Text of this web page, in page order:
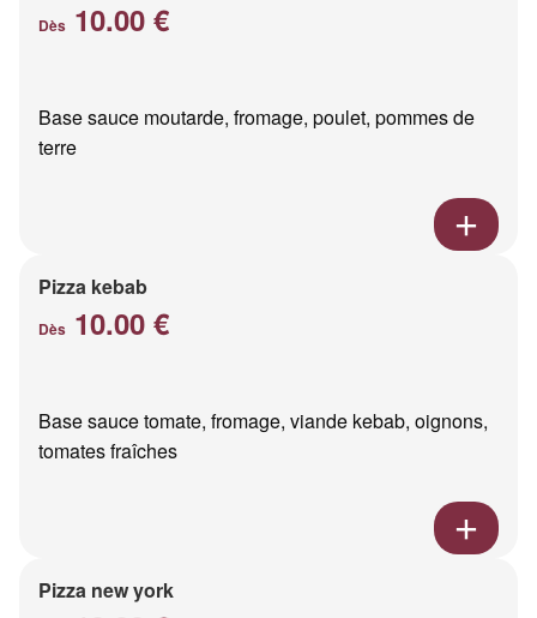
Dès 10.00 €
Base sauce moutarde, fromage, poulet, pommes de
terre
Pizza kebab
Dès 10.00 €
Base sauce tomate, fromage, viande kebab, oignons,
tomates fraîches
Pizza new york